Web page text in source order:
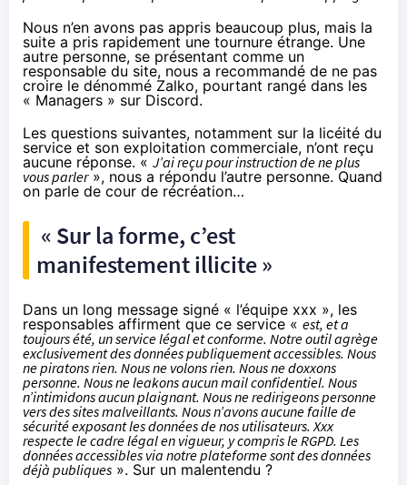
Nous n’en avons pas appris beaucoup plus, mais la
suite a pris rapidement une tournure étrange. Une
autre personne, se présentant comme un
responsable du site, nous a recommandé de ne pas
croire le dénommé Zalko, pourtant rangé dans les
« Managers » sur Discord.
Les questions suivantes, notamment sur la licéité du
service et son exploitation commerciale, n’ont reçu
aucune réponse. « J’ai reçu pour instruction de ne plus
vous parler», nous a répondu l’autre personne. Quand
on parle de cour de récréation…
« Sur la forme, c’est
manifestement illicite »
Dans un long message signé « l’équipe xxx », les
responsables affirment que ce service « est, et a
toujours été, un service légal et conforme. Notre outil agrège
exclusivement des données publiquement accessibles. Nous
ne piratons rien. Nous ne volons rien. Nous ne doxxons
personne. Nous ne leakons aucun mail confidentiel. Nous
n’intimidons aucun plaignant. Nous ne redirigeons personne
vers des sites malveillants. Nous n’avons aucune faille de
sécurité exposant les données de nos utilisateurs. Xxx
respecte le cadre légal en vigueur, y compris le RGPD. Les
données accessibles via notre plateforme sont des données
déjà publiques ». Sur un malentendu ?